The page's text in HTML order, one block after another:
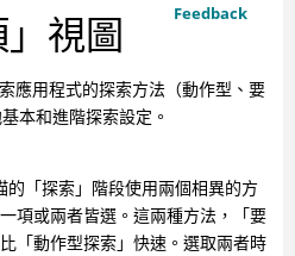
Feedback
」視圖
應用程式的探索方法（動作型、要
本和進階探索設定。
的「探索」階段使用兩個相異的方
項或兩者皆選。這兩種方法，「要
「動作型探索」快速。選取兩者時